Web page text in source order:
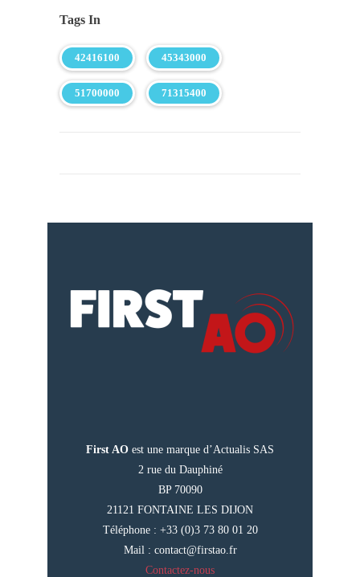
Tags In
42416100 45343000
51700000 71315400
First AO est une marque d’Actualis SAS
2 rue du Dauphiné
BP 70090
21121 FONTAINE LES DIJON
Téléphone : +33 (0)3 73 80 01 20
Mail : contact@firstao.fr
Contactez-nous